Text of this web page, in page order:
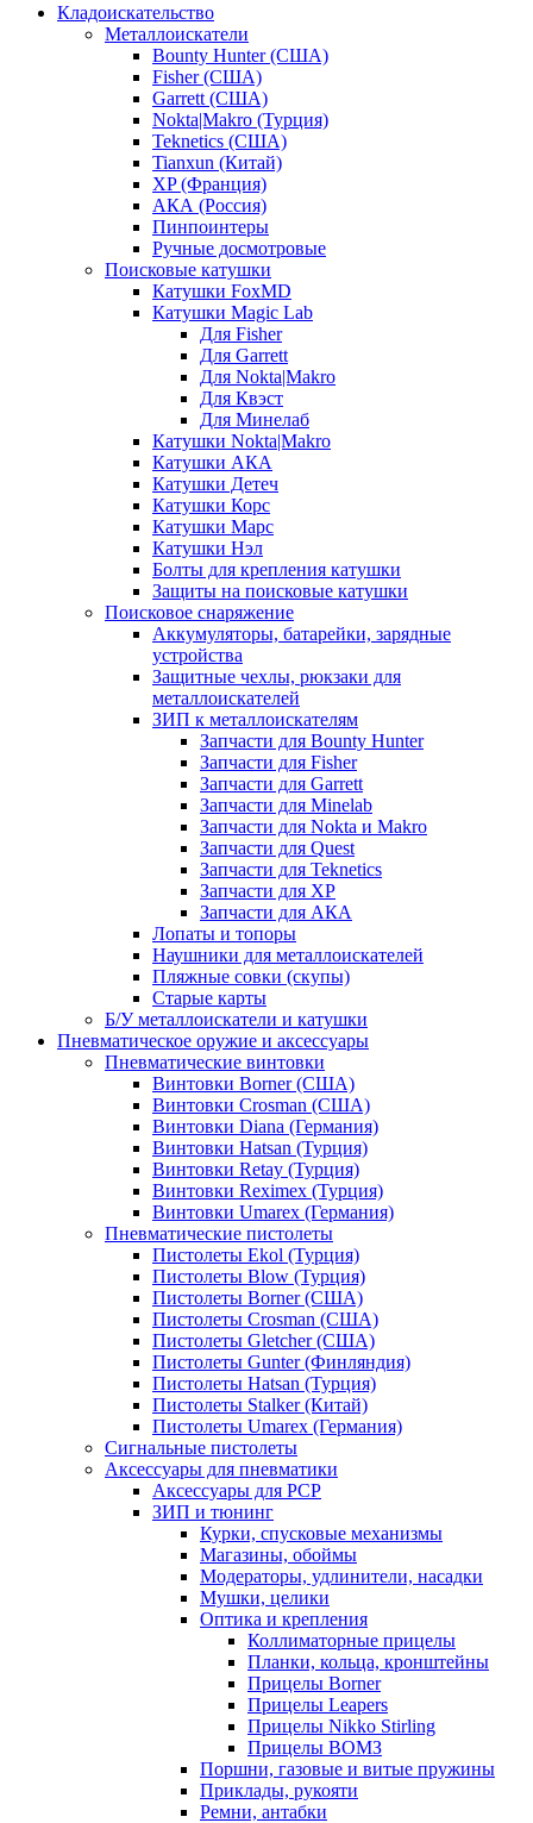
Кладоискательство
Металлоискатели
Bounty Hunter (США)
Fisher (США)
Garrett (США)
Nokta|Makro (Турция)
Teknetics (США)
Tianxun (Китай)
XP (Франция)
АКА (Россия)
Пинпоинтеры
Ручные досмотровые
Поисковые катушки
Катушки FoxMD
Катушки Magic Lab
Для Fisher
Для Garrett
Для Nokta|Makro
Для Квэст
Для Минелаб
Катушки Nokta|Makro
Катушки АКА
Катушки Детеч
Катушки Корс
Катушки Марс
Катушки Нэл
Болты для крепления катушки
Защиты на поисковые катушки
Поисковое снаряжение
Аккумуляторы, батарейки, зарядные
устройства
Защитные чехлы, рюкзаки для
металлоискателей
ЗИП к металлоискателям
Запчасти для Bounty Hunter
Запчасти для Fisher
Запчасти для Garrett
Запчасти для Minelab
Запчасти для Nokta и Makro
Запчасти для Quest
Запчасти для Teknetics
Запчасти для XP
Запчасти для АКА
Лопаты и топоры
Наушники для металлоискателей
Пляжные совки (скупы)
Старые карты
Б/У металлоискатели и катушки
Пневматическое оружие и аксессуары
Пневматические винтовки
Винтовки Borner (США)
Винтовки Crosman (США)
Винтовки Diana (Германия)
Винтовки Hatsan (Турция)
Винтовки Retay (Турция)
Винтовки Reximex (Турция)
Винтовки Umarex (Германия)
Пневматические пистолеты
Пистолеты Ekol (Турция)
Пистолеты Blow (Турция)
Пистолеты Borner (США)
Пистолеты Crosman (США)
Пистолеты Gletcher (США)
Пистолеты Gunter (Финляндия)
Пистолеты Hatsan (Турция)
Пистолеты Stalker (Китай)
Пистолеты Umarex (Германия)
Сигнальные пистолеты
Аксессуары для пневматики
Аксессуары для PCP
ЗИП и тюнинг
Курки, спусковые механизмы
Магазины, обоймы
Модераторы, удлинители, насадки
Мушки, целики
Оптика и крепления
Коллиматорные прицелы
Планки, кольца, кронштейны
Прицелы Borner
Прицелы Leapers
Прицелы Nikko Stirling
Прицелы ВОМЗ
Поршни, газовые и витые пружины
Приклады, рукояти
Ремни, антабки